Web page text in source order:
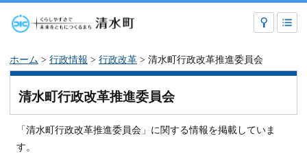
ホーム > 行政情報 > 行政改革 > 清水町行政改革推進委員会
清水町行政改革推進委員会
「清水町行政改革推進委員会」に関する情報を掲載していま
す。